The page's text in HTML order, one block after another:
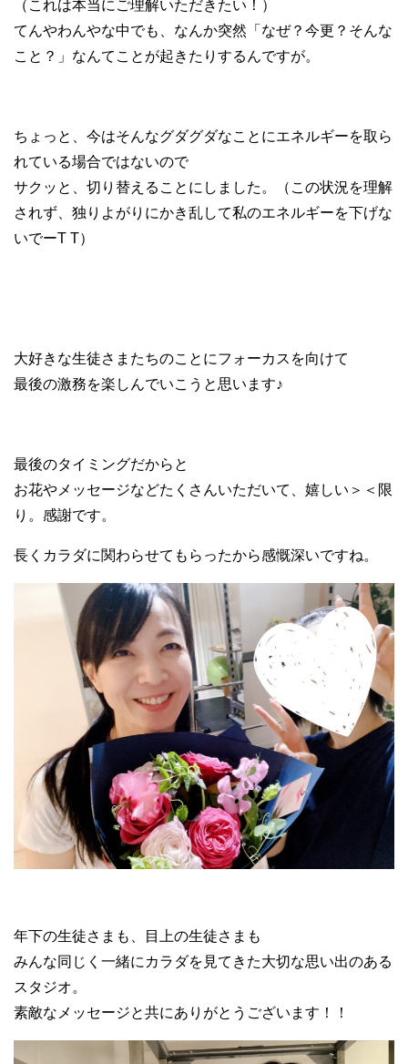
（これは本当にご理解いただきたい！）
てんやわんやな中でも、なんか突然「なぜ？今更？そんな
こと？」なんてことが起きたりするんですが。
ちょっと、今はそんなグダグダなことにエネルギーを取ら
れている場合ではないので
サクッと、切り替えることにしました。（この状況を理解
されず、独りよがりにかき乱して私のエネルギーを下げな
いでーT T）
大好きな生徒さまたちのことにフォーカスを向けて
最後の激務を楽しんでいこうと思います♪
最後のタイミングだからと
お花やメッセージなどたくさんいただいて、嬉しい＞＜限
り。感謝です。
長くカラダに関わらせてもらったから感慨深いですね。
年下の生徒さまも、目上の生徒さまも
みんな同じく一緒にカラダを見てきた大切な思い出のある
スタジオ。
素敵なメッセージと共にありがとうございます！！